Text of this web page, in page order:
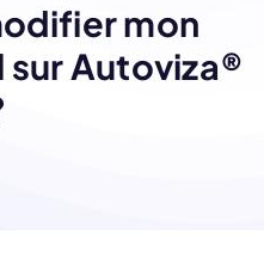
mon
Autoviza®